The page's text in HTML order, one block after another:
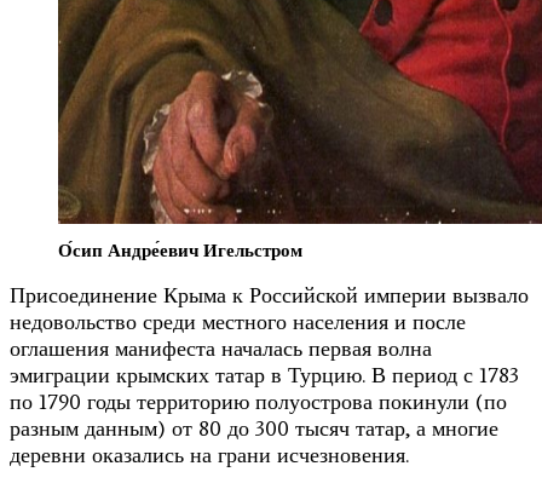
О́сип Андре́евич Игельстром
Присоединение Крыма к Российской империи вызвало
недовольство среди местного населения и после
оглашения манифеста началась первая волна
эмиграции крымских татар в Турцию. В период с 1783
по 1790 годы территорию полуострова покинули (по
разным данным) от 80 до 300 тысяч татар, а многие
деревни оказались на грани исчезновения.